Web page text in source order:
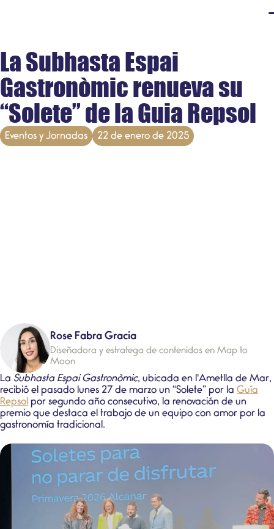
La Subhasta Espai
Gastronòmic renueva su
“Solete” de la Guia Repsol
Eventos y Jornadas 22 de enero de 2025
Rose Fabra Gracia
Diseñadora y estratega de contenidos en Map to
Moon
La Subhasta Espai Gastronòmic, ubicada en l'Ametlla de Mar,
recibió el pasado lunes 27 de marzo un “Solete” por la Guía
Repsol por segundo año consecutivo, la renovación de un
premio que destaca el trabajo de un equipo con amor por la
gastronomía tradicional.